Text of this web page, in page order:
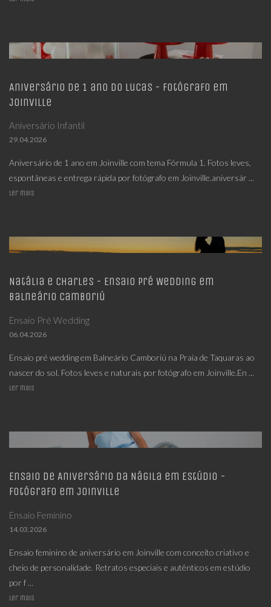
Aniversário de 1 ano do Lucas - Fotógrafo em
Joinville
Aniversário Infantil
29.04.2026
Aniversário de 1 ano em Joinville com tema Fórmula 1. Fotos leves,
espontâneas e entrega rápida por fotógrafo em Joinville.aniversár ...
Ler mais
Natália e Charles - Ensaio Pré Wedding em
Balneário Camboriú
Ensaio Pré Wedding
06.04.2026
Ensaio pré wedding em Balneário Camboriú na Praia de Taquaras ao
nascer do sol. Fotos leves e naturais por fotógrafo em Joinville.En ...
Ler mais
Ensaio de Aniversário da Nágila em Estúdio -
Fotógrafo em Joinville
Ensaio Feminino
14.03.2026
Ensaio feminino de aniversário em Joinville com conceito criativo e
cheio de personalidade. Retratos especiais e autênticos em estúdio
por f ...
Ler mais